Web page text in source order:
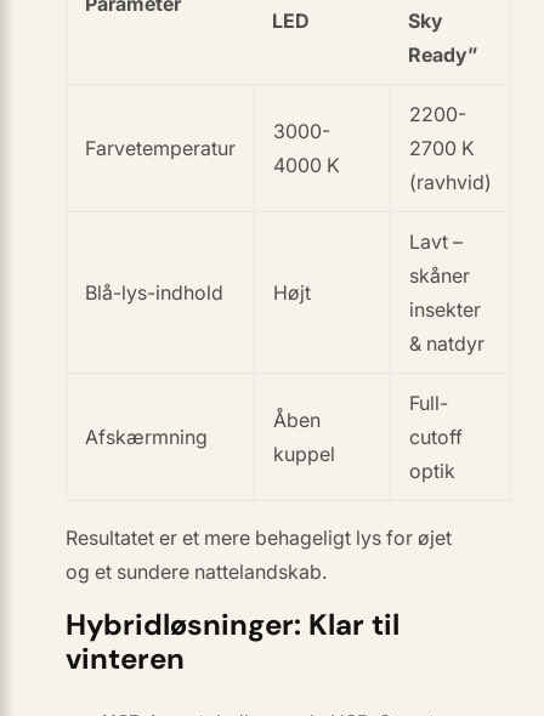
LED
Sky
Ready”
Farvetemperatur
3000-
4000 K
2200-
2700 K
(ravhvid)
Blå-lys-indhold Højt
Lavt –
skåner
insekter
& natdyr
Afskærmning
Åben
kuppel
Full-
cutoff
optik
Resultatet er et mere behageligt lys for øjet
og et sundere nattelandskab.
Hybridløsninger: Klar til
vinteren